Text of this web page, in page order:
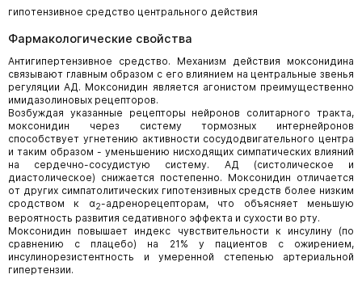
гипотензивное средство центрального действия
Фармакологические свойства
Антигипертензивное средство. Механизм действия моксонидина
связывают главным образом с его влиянием на центральные звенья
регуляции АД. Моксонидин является агонистом преимущественно
имидазолиновых рецепторов.
Возбуждая указанные рецепторы нейронов солитарного тракта,
моксонидин через систему тормозных интернейронов
способствует угнетению активности сосудодвигательного центра
и таким образом - уменьшению нисходящих симпатических влияний
на сердечно-сосудистую систему. АД (систолическое и
диастолическое) снижается постепенно. Моксонидин отличается
от других симпатолитических гипотензивных средств более низким
сродством к α2-адренорецепторам, что объясняет меньшую
вероятность развития седативного эффекта и сухости во рту.
Моксонидин повышает индекс чувствительности к инсулину (по
сравнению с плацебо) на 21% у пациентов с ожирением,
инсулинорезистентность и умеренной степенью артериальной
гипертензии.